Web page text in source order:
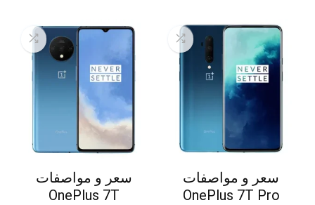
سعر و مواصفات
OnePlus 7T Pro
سعر و مواصفات
OnePlus 7T